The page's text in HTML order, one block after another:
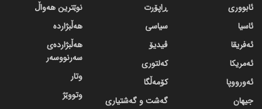
ئابووری
ئاسیا
ئەفریقا
ئەمریکا
ئەورووپا
جیهان
ڕاپۆرت
سیاسی
ڤیدیۆ
کەلتوری
کۆمەڵگا
گه‌شت و گه‌شتیاری
نوێترین هەواڵ
هەڵبژاردە
هەڵبژاردەی
سەرنووسەر
وتار
وتووێژ